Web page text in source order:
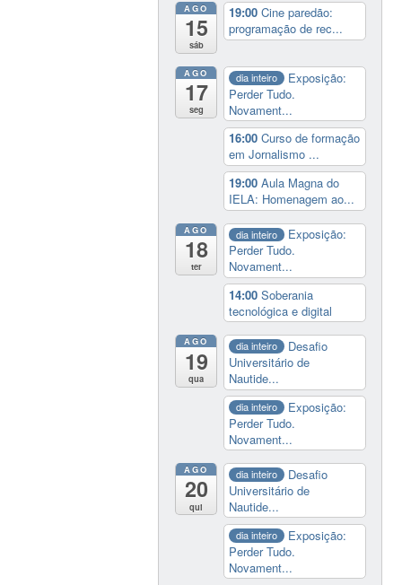
AGO
15
sáb
19:00Cine paredão:
programação de rec...
AGO
17
seg
dia inteiro
Exposição:
Perder Tudo.
Novament...
16:00Curso de formação
em Jornalismo ...
19:00Aula Magna do
IELA: Homenagem ao...
AGO
18
ter
dia inteiro
Exposição:
Perder Tudo.
Novament...
14:00Soberania
tecnológica e digital
AGO
19
qua
dia inteiro
Desafio
Universitário de
Nautide...
dia inteiro
Exposição:
Perder Tudo.
Novament...
AGO
20
qui
dia inteiro
Desafio
Universitário de
Nautide...
dia inteiro
Exposição:
Perder Tudo.
Novament...